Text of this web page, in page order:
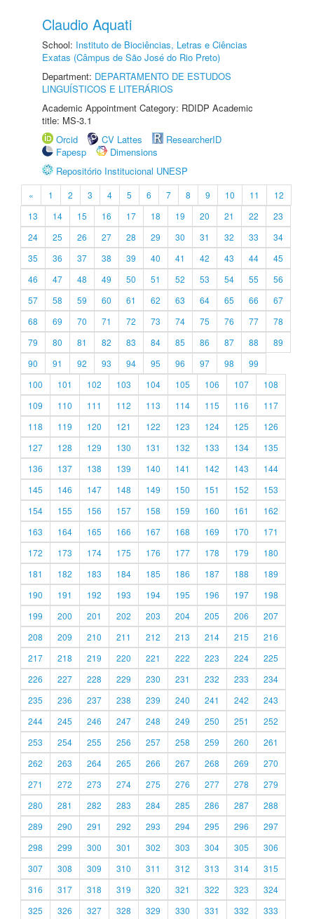
Claudio Aquati
School: Instituto de Biociências, Letras e Ciências
Exatas (Câmpus de São José do Rio Preto)
Department: DEPARTAMENTO DE ESTUDOS
LINGUÍSTICOS E LITERÁRIOS
Academic Appointment Category: RDIDP Academic
title: MS-3.1
Orcid
CV Lattes
ResearcherID
Fapesp
Dimensions
Repositório Institucional UNESP
« 1 2 3 4 5 6 7 8 9 10 11
12
13
14 15 16 17 18 19 20 21 22
23
24
25 26 27 28 29 30 31 32 33
34
35
36 37 38 39 40 41 42 43 44
45
46
47 48 49 50 51 52 53 54 55
56
57
58 59 60 61 62 63 64 65 66
67
68
69 70 71 72 73 74 75 76 77
78
79
80 81 82 83 84 85 86 87 88
89
90
91 92 93 94 95 96 97 98
99
100
101 102 103 104 105 106 107
108
109
110 111 112 113 114 115 116
117
118
119 120 121 122 123 124 125
126
127
128 129 130 131 132 133 134
135
136
137 138 139 140 141 142 143
144
145
146 147 148 149 150 151 152
153
154
155 156 157 158 159 160 161
162
163
164 165 166 167 168 169 170
171
172
173 174 175 176 177 178 179
180
181
182 183 184 185 186 187 188
189
190
191 192 193 194 195 196 197
198
199
200 201 202 203 204 205 206
207
208
209 210 211 212 213 214 215
216
217
218 219 220 221 222 223 224
225
226
227 228 229 230 231 232 233
234
235
236 237 238 239 240 241 242
243
244
245 246 247 248 249 250 251
252
253
254 255 256 257 258 259 260
261
262
263 264 265 266 267 268 269
270
271
272 273 274 275 276 277 278
279
280
281 282 283 284 285 286 287
288
289
290 291 292 293 294 295 296
297
298
299 300 301 302 303 304 305
306
307
308 309 310 311 312 313 314
315
316
317 318 319 320 321 322 323
324
325
326 327 328 329 330 331 332 333